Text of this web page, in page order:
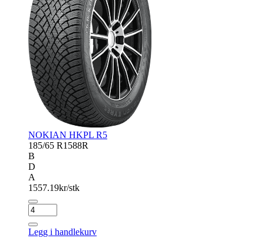
NOKIAN HKPL R5
185/65 R1588R
B
D
A
1557.19kr/stk
NOKIAN
HKPL
R5
antall
Legg i handlekurv